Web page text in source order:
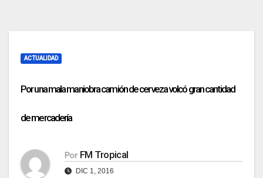
ACTUALIDAD
Por una mala maniobra camión de cerveza volcó gran cantidad
de mercadería
Por FM Tropical
DIC 1, 2016